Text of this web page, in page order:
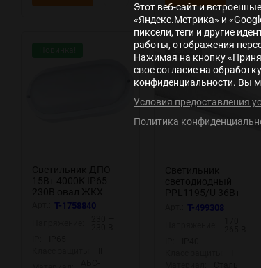
настенно-
T-1758840
Заказ
4000К IP40 180-265В
T-499308
Этот веб-сайт и
«Яндекс.Метрика» и
пиксели, теги и другие
работы, отображения
Нажимая на кнопку
свое согласие на
конфиденциальности. Вы
Условия предоставления
Политика